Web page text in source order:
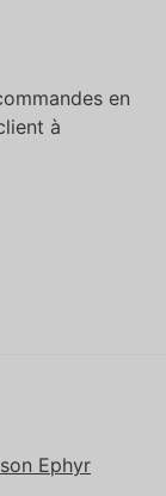
en
à
Ephyr